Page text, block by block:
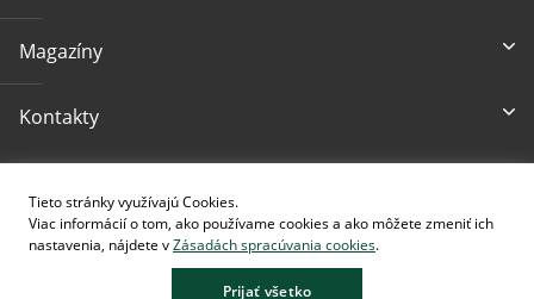
Tieto stránky využívajú Cookies.
Viac informácií o tom, ako používame cookies a ako môžete zmeniť ich
nastavenia, nájdete vZásadách spracúvania cookies.
Prijať všetko
Magazíny
Kontakty